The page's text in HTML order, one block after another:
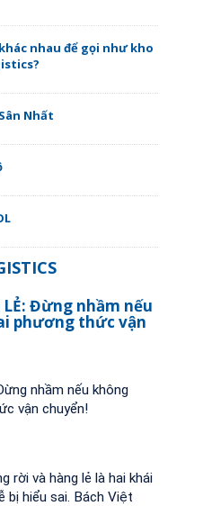
nhau để gọi như kho
Nhất
LẺ: Đừng nhầm nếu
phương thức vận
nhầm nếu không
vận chuyển!
rời và hàng lẻ là hai khái
bị hiểu sai. Bách Việt